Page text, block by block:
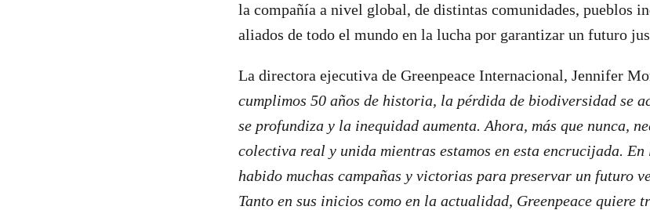
la compañía a nivel global, de distintas comunidades, pueblos
aliados de todo el mundo en la lucha por garantizar un futuro
La directora ejecutiva de Greenpeace Internacional, Jennifer
cumplimos 50 años de historia, la pérdida de biodiversidad se
se profundiza y la inequidad aumenta. Ahora, más que nunca,
colectiva real y unida mientras estamos en esta encrucijada. En
habido muchas campañas y victorias para preservar un futuro
Tanto en sus inicios como en la actualidad, Greenpeace quiere